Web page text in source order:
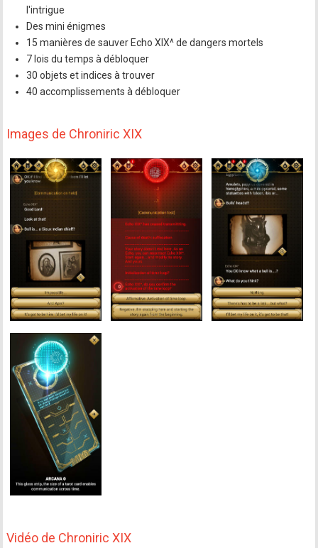
l'intrigue
Des mini énigmes
15 manières de sauver Echo XIX^ de dangers mortels
7 lois du temps à débloquer
30 objets et indices à trouver
40 accomplissements à débloquer
Images de Chroniric XIX
Vidéo de Chroniric XIX